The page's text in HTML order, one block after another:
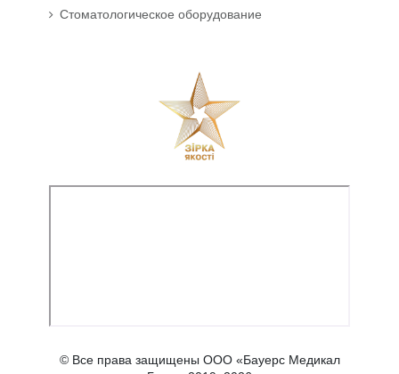
Стоматологическое оборудование
© Все права защищены ООО «Бауерс Медикал